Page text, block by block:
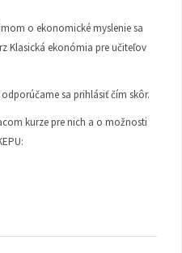
o ekonomické myslenie sa
Klasická ekonómia pre učiteľov
sa prihlásiť čím skôr.
kurze pre nich a o možnosti